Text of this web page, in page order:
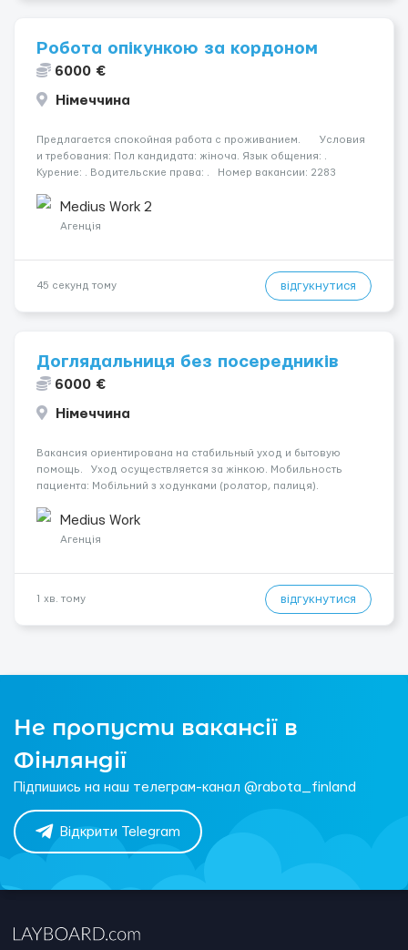
Робота опікункою за кордоном
6000 €
Німеччина
Предлагается спокойная работа с проживанием. Условия
и требования: Пол кандидата: жіноча. Язык общения: .
Курение: . Водительские права: . Номер вакансии: 2283
Украина +...
Medius Work 2
Агенція
45 секунд тому відгукнутися
Доглядальниця без посередників
6000 €
Німеччина
Вакансия ориентирована на стабильный уход и бытовую
помощь. Уход осуществляется за жінкою. Мобильность
пациента: Мобільний з ходунками (ролатор, палиця).
Ночной уход: Спить не прокидаючись. Место работы —
Mintraching, 93098. Оп...
Medius Work
Агенція
1 хв. тому відгукнутися
Не пропусти вакансії в
Фінляндії
Підпишись на наш телеграм-канал @rabota_finland
Відкрити Telegram